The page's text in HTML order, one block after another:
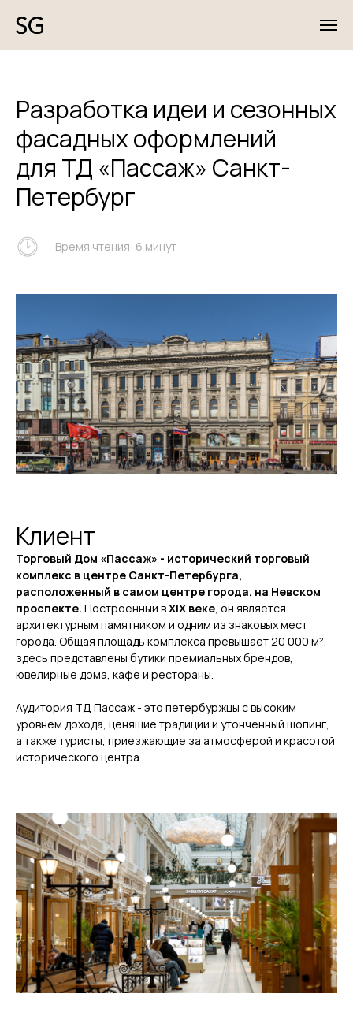
Разработка идеи и сезонных
фасадных оформлений
для ТД «Пассаж» Санкт-
Петербург
Время чтения: 6 минут
Клиент
Торговый Дом «Пассаж» - исторический торговый
комплекс в центре Санкт-Петербурга,
расположенный в самом центре города, на Невском
проспекте. Построенный вXIX веке, он является
архитектурным памятником и одним из знаковых мест
города. Общая площадь комплекса превышает 20 000 м²,
здесь представлены бутики премиальных брендов,
ювелирные дома, кафе и рестораны.
Аудитория ТД Пассаж - это петербуржцы с высоким
уровнем дохода, ценящие традиции и утонченный шопинг,
а также туристы, приезжающие за атмосферой и красотой
исторического центра.